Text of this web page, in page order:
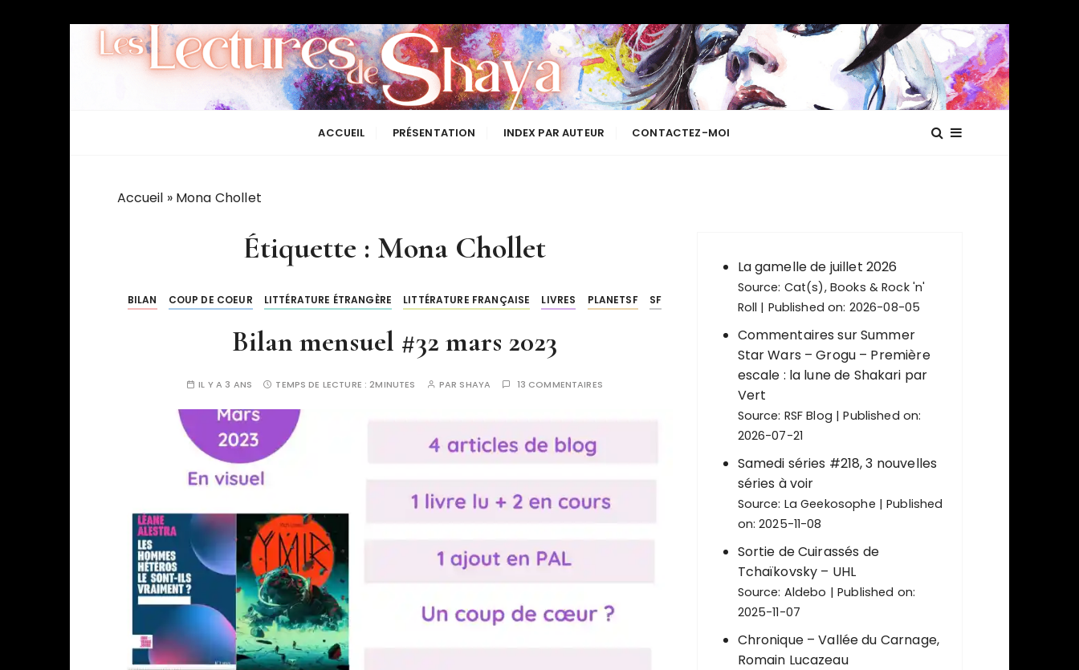
Les lectures de Shaya
ACCUEIL PRÉSENTATION INDEX PAR AUTEUR CONTACTEZ-MOI
Accueil » Mona Chollet
Étiquette : Mona Chollet
BILAN COUP DE COEUR LITTÉRATURE ÉTRANGÈRE LITTÉRATURE FRANÇAISE LIVRES PLANETSF SF
Bilan mensuel #32 mars 2023
IL Y A 3 ANS TEMPS DE LECTURE :2MINUTES PAR SHAYA 13 COMMENTAIRES
La gamelle de juillet 2026
Source: Cat(s), Books & Rock 'n'
Roll
Published on: 2026-08-05
Commentaires sur Summer
Star Wars – Grogu – Première
escale : la lune de Shakari par
Vert
Source: RSF Blog
Published on:
2026-07-21
Samedi séries #218, 3 nouvelles
séries à voir
Source: La Geekosophe
Published
on: 2025-11-08
Sortie de Cuirassés de
Tchaïkovsky – UHL
Source: Aldebo
Published on:
2025-11-07
Chronique – Vallée du Carnage,
Romain Lucazeau